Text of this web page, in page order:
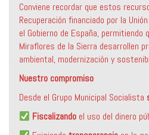
Conviene recordar que estos
Recuperación financiado por la
el Gobierno de España, permitiendo
Miraflores de la Sierra desarrollen
ambiental, modernización y
Nuestro compromiso
Desde el Grupo Municipal Socialista
Fiscalizando el uso del dinero